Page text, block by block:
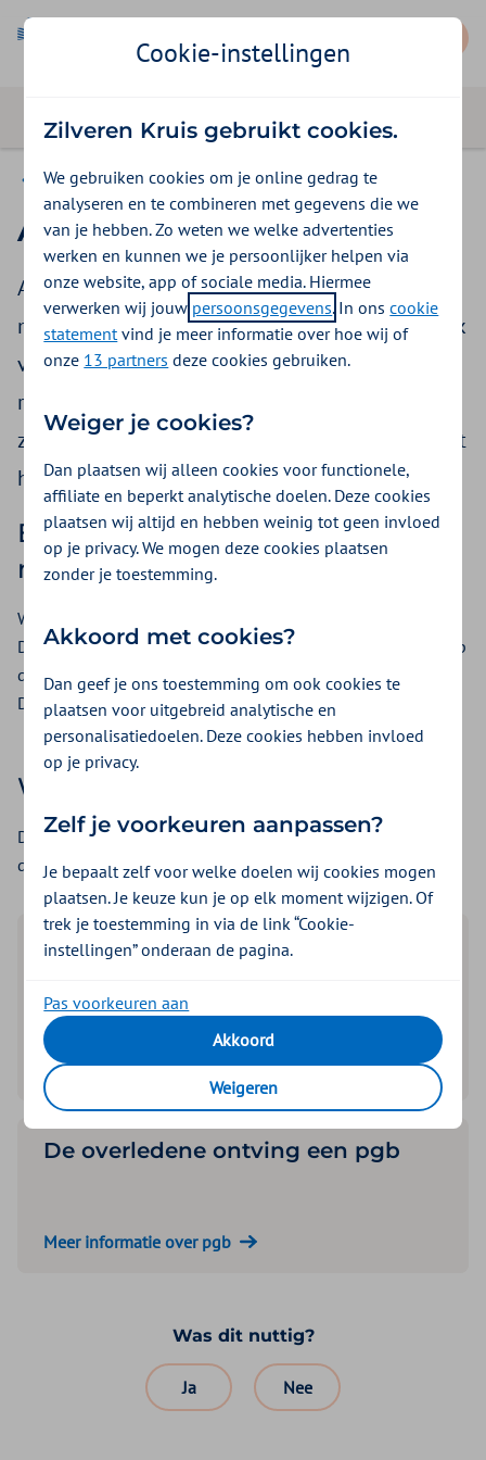
Contact
Als een naaste overlijdt
Als een naaste overlijdt, dan maakt u een
moeilijke periode mee. Een periode waarin u ook
veel moet regelen. Wij helpen u graag met het
regelen van zaken rondom de Wet langdurige
zorg (Wlz). Zo hopen we een deel van de zorg uit
handen te nemen.
Een overlijden doorgeven hoeft u
niet te doen
Wij krijgen het overlijdensbericht via de gemeente door.
Daarna stoppen wij de indicatie voor de Wlz automatisch. Op
de dag van overlijden kunnen nog zorgkosten gemaakt zijn.
Deze kunnen nog gedeclareerd worden.
Wat kunt u verwachten?
De vervolgstappen zijn afhankelijk van hoe de overledene
de zorg ontving.
De overledene ontving Zorg in
Meer informatie over zorg in natura
De overledene ontving een pgb
Meer informatie over pgb
Was dit nuttig?
Ja Nee
Cookie-instellingen
Zilveren Kruis gebruikt cookies.
We gebruiken cookies om je online gedrag te
analyseren en te combineren met gegevens die we
van je hebben. Zo weten we welke advertenties
werken en kunnen we je persoonlijker helpen via
onze website, app of sociale media. Hiermee
verwerken wij jouw persoonsgegevens. In onscookie
statementvind je meer informatie over hoe wij of
onze 13 partners deze cookies gebruiken.
Weiger je cookies?
Dan plaatsen wij alleen cookies voor functionele,
affiliate en beperkt analytische doelen. Deze cookies
plaatsen wij altijd en hebben weinig tot geen invloed
op je privacy. We mogen deze cookies plaatsen
zonder je toestemming.
Akkoord met cookies?
Dan geef je ons toestemming om ook cookies te
plaatsen voor uitgebreid analytische en
personalisatiedoelen. Deze cookies hebben invloed
op je privacy.
Zelf je voorkeuren aanpassen?
Je bepaalt zelf voor welke doelen wij cookies mogen
plaatsen. Je keuze kun je op elk moment wijzigen. Of
trek je toestemming in via de link “Cookie-
instellingen” onderaan de pagina.
Pas voorkeuren aan
Akkoord
Weigeren